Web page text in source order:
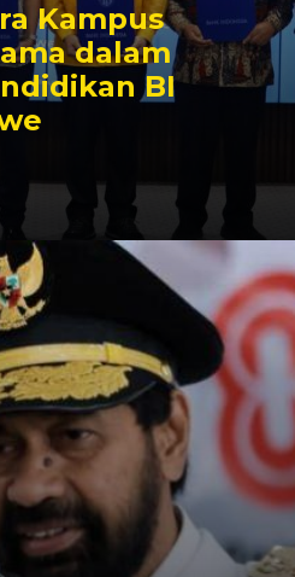
Kampus
dalam
BI